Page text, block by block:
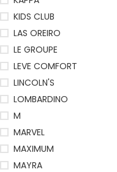
KIDS CLUB
LAS OREIRO
LE GROUPE
LEVE COMFORT
LINCOLN'S
LOMBARDINO
M
MARVEL
MAXIMUM
MAYRA